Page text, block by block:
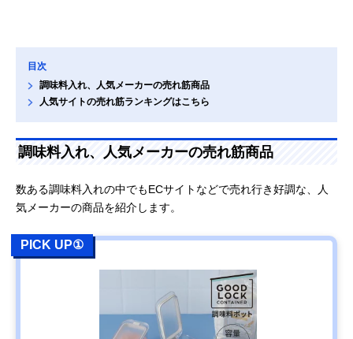
目次
調味料入れ、人気メーカーの売れ筋商品
人気サイトの売れ筋ランキングはこちら
調味料入れ、人気メーカーの売れ筋商品
数ある調味料入れの中でもECサイトなどで売れ行き好調な、人
気メーカーの商品を紹介します。
PICK UP①